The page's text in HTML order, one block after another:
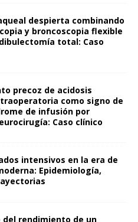
despierta combinando
y broncoscopia flexible
total: Caso
precoz de acidosis
como signo de
de infusión por
Caso clínico
intensivos en la era de
Epidemiología,
del rendimiento de un